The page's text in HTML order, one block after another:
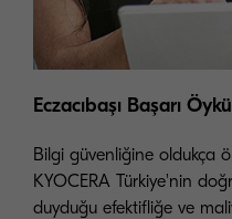
Eczacıbaşı Başarı
Bilgi güvenliğine oldukça
KYOCERA Türkiye'nin
duyduğu efektifliğe ve